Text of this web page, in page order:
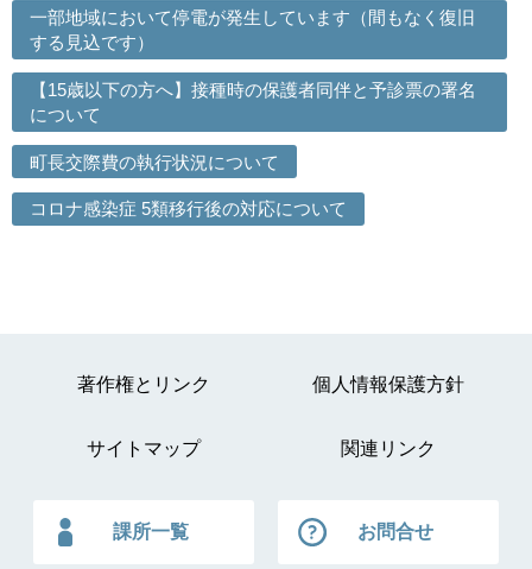
一部地域において停電が発生しています（間もなく復旧
する見込です）
【15歳以下の方へ】接種時の保護者同伴と予診票の署名
について
町長交際費の執行状況について
コロナ感染症 5類移行後の対応について
著作権とリンク 個人情報保護方針
サイトマップ 関連リンク
課所一覧 お問合せ